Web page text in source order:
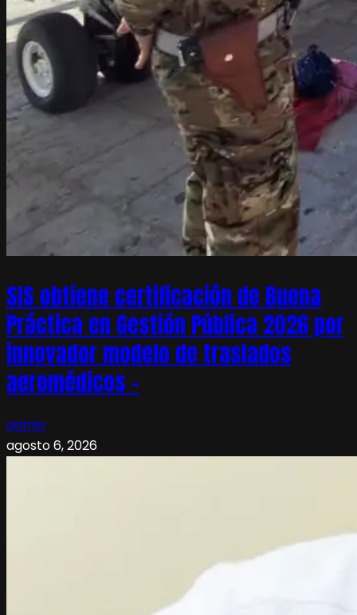
SIS obtiene certificación de Buena
Práctica en Gestión Pública 2026 por
innovador modelo de traslados
aeromédicos –
admin
agosto 6, 2026